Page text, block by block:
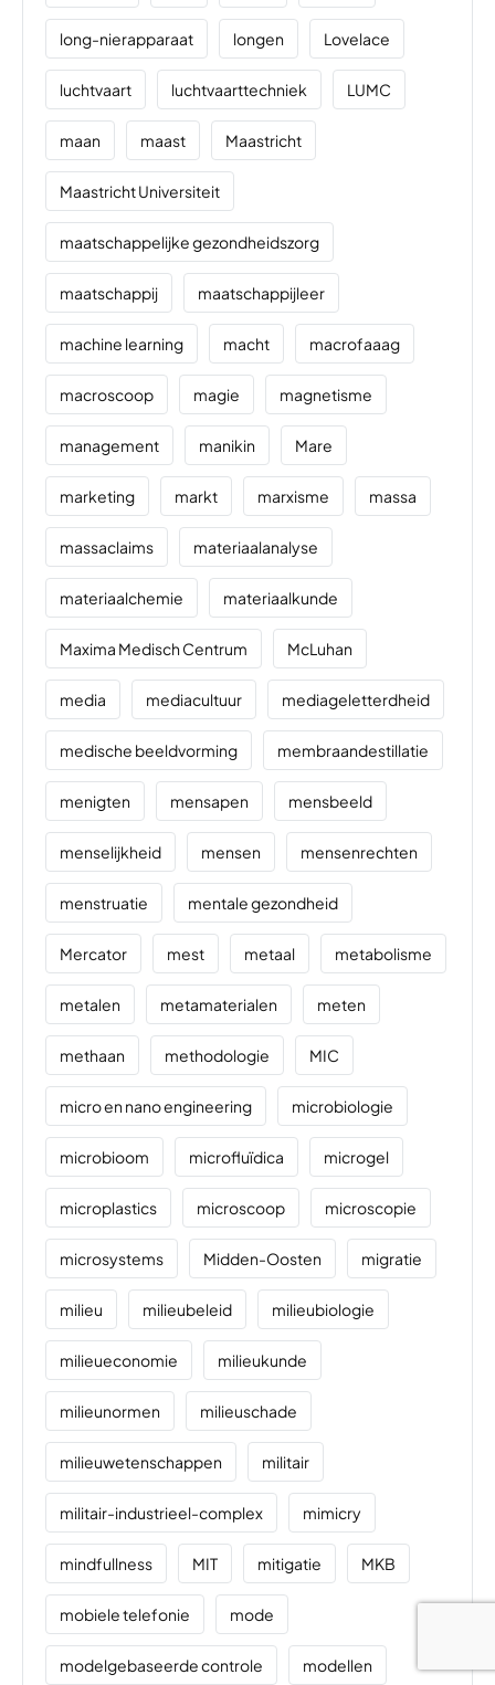
long-nierapparaat longen Lovelace
luchtvaart luchtvaarttechniek LUMC
maan maast Maastricht
Maastricht Universiteit
maatschappelijke gezondheidszorg
maatschappij maatschappijleer
machine learning macht macrofaaag
macroscoop magie magnetisme
management manikin Mare
marketing markt marxisme massa
massaclaims materiaalanalyse
materiaalchemie materiaalkunde
Maxima Medisch Centrum McLuhan
media mediacultuur mediageletterdheid
medische beeldvorming membraandestillatie
menigten mensapen mensbeeld
menselijkheid mensen mensenrechten
menstruatie mentale gezondheid
Mercator mest metaal metabolisme
metalen metamaterialen meten
methaan methodologie MIC
micro en nano engineering microbiologie
microbioom microfluïdica microgel
microplastics microscoop microscopie
microsystems Midden-Oosten migratie
milieu milieubeleid milieubiologie
milieueconomie milieukunde
milieunormen milieuschade
milieuwetenschappen militair
militair-industrieel-complex mimicry
mindfullness MIT mitigatie MKB
mobiele telefonie mode
modelgebaseerde controle modellen